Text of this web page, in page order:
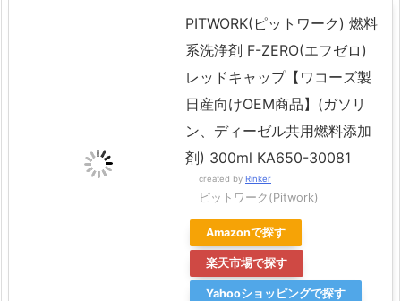
PITWORK(ピットワーク) 燃料
系洗浄剤 F-ZERO(エフゼロ)
レッドキャップ【ワコーズ製
日産向けOEM商品】(ガソリ
ン、ディーゼル共用燃料添加
剤) 300ml KA650-30081
created by Rinker
ピットワーク(Pitwork)
Amazonで探す
楽天市場で探す
Yahooショッピングで探す